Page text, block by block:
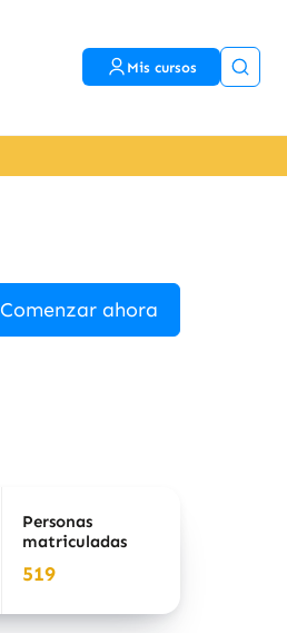
Mis cursos
Comenzar ahora
Personas
matriculadas
519